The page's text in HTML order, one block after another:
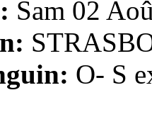
Sam 02
O- S